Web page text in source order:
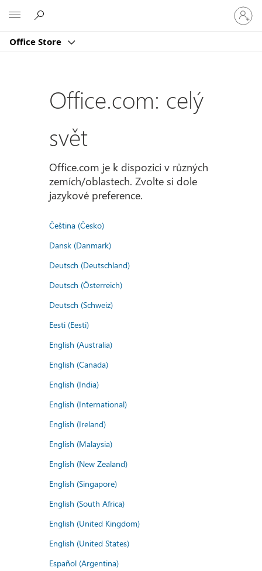
Office Store
se
ke
účtu
Office.com: celý
svět
Office.com je k dispozici v různých
zemích/oblastech. Zvolte si dole
jazykové preference.
Čeština (Česko)
Dansk (Danmark)
Deutsch (Deutschland)
Deutsch (Österreich)
Deutsch (Schweiz)
Eesti (Eesti)
English (Australia)
English (Canada)
English (India)
English (International)
English (Ireland)
English (Malaysia)
English (New Zealand)
English (Singapore)
English (South Africa)
English (United Kingdom)
English (United States)
Español (Argentina)